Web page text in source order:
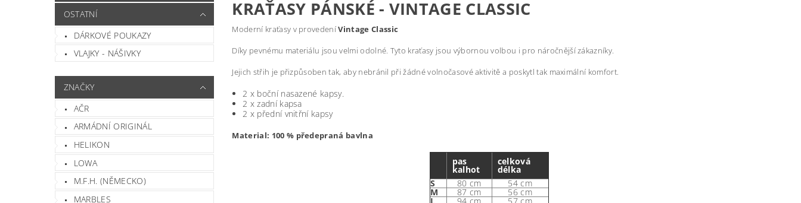
OSTATNÍ
DÁRKOVÉ POUKAZY
VLAJKY - NÁŠIVKY
ZNAČKY
AČR
ARMÁDNÍ ORIGINÁL
HELIKON
LOWA
M.F.H. (NĚMECKO)
MARBLES
KRAŤASY PÁNSKÉ - VINTAGE CLASSIC
Moderní kraťasy v provedeníVintage Classic
Díky pevnému materiálu jsou velmi odolné. Tyto kraťasy jsou výbornou volbou i pro náročnější zákazníky.
Jejich střih je přizpůsoben tak, aby nebránil při žádné volnočasové aktivitě a poskytl tak maximální komfort.
2 x boční nasazené kapsy.
2 x zadní kapsa
2 x přední vnitřní kapsy
Material: 100 % předepraná bavlna
pas
kalhot
celková
délka
S
80 cm 54 cm
M 87 cm 56 cm